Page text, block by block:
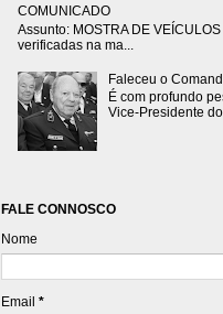
COMUNICADO
Assunto: MOSTRA DE
verificadas na ma...
Faleceu o
É com profundo
Vice-Presidente
FALE CONNOSCO
Nome
Email *